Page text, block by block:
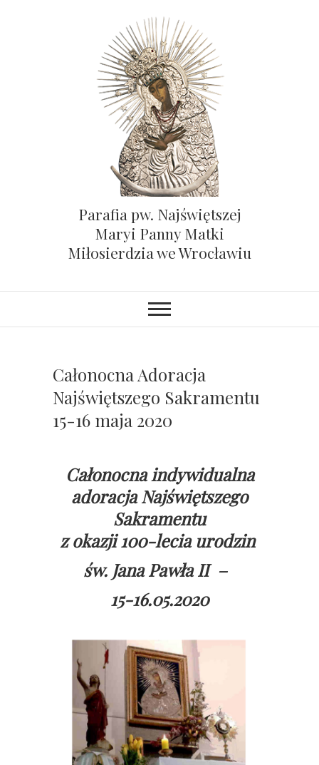
Parafia pw. Najświętszej
Maryi Panny Matki
Miłosierdzia we Wrocławiu
Całonocna Adoracja
Najświętszego Sakramentu
15-16 maja 2020
Całonocna indywidualna
adoracja Najświętszego
Sakramentu
z okazji 100-lecia urodzin
św. Jana Pawła II –
15-16.05.2020